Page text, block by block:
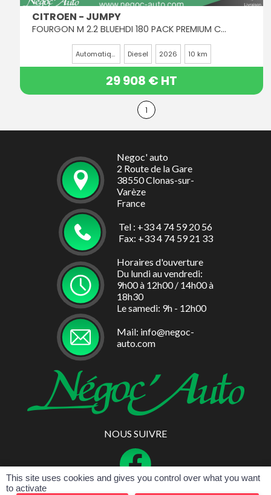
CITROEN - JUMPY
FOURGON M 2.2 BLUEHDI 180 PACK PREMIUM CONNECT EAT8
Automatique Diesel 2026 10 km
29 908 € HT
1
Negoc' auto
2 Route de la Gare
38550 Clonas-sur-
Varèze
France
Tel : +33 4 74 59 20 56
Fax: +33 4 74 59 21 33
Horaires d'ouverture
Du lundi au vendredi:
9h00 à 12h00 / 14h00 à
18h30
Le samedi: 9h - 12h00
Mail: info@negoc-
auto.com
NOUS SUIVRE
CGVPolitique de ConfidentialitésMentions légales
This site uses cookies and gives you control over what you want
to activate